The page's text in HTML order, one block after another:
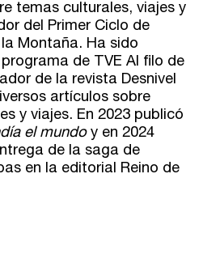
temas culturales, viajes y
del Primer Ciclo de
Montaña. Ha sido
de TVE Al filo de
de la revista Desnivel
artículos sobre
y viajes. En 2023 publicó
el mundoy en 2024
de la saga de
en la editorial Reino de